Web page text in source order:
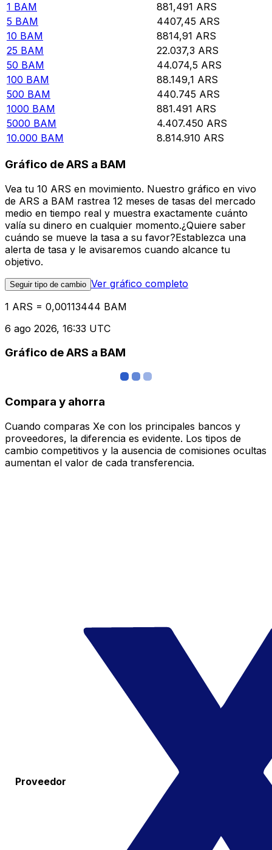
1 BAM 881,491 ARS
5 BAM 4407,45 ARS
10 BAM 8814,91 ARS
25 BAM 22.037,3 ARS
50 BAM 44.074,5 ARS
100 BAM 88.149,1 ARS
500 BAM 440.745 ARS
1000 BAM 881.491 ARS
5000 BAM 4.407.450 ARS
10.000 BAM 8.814.910 ARS
Gráfico de ARS a BAM
Vea tu 10 ARS en movimiento. Nuestro gráfico en vivo
de ARS a BAM rastrea 12 meses de tasas del mercado
medio en tiempo real y muestra exactamente cuánto
valía su dinero en cualquier momento.¿Quiere saber
cuándo se mueve la tasa a su favor?Establezca una
alerta de tasa y le avisaremos cuando alcance tu
objetivo.
Seguir tipo de cambio Ver gráfico completo
1 ARS = 0,00113444 BAM
6 ago 2026, 16:33 UTC
Gráfico de ARS a BAM
Compara y ahorra
Cuando comparas Xe con los principales bancos y
proveedores, la diferencia es evidente. Los tipos de
cambio competitivos y la ausencia de comisiones ocultas
aumentan el valor de cada transferencia.
Proveedor